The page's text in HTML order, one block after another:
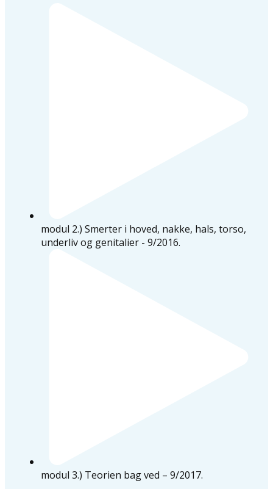
modul 2.) Smerter i hoved, nakke, hals, torso,
underliv og genitalier - 9/2016.
modul 3.) Teorien bag ved – 9/2017.